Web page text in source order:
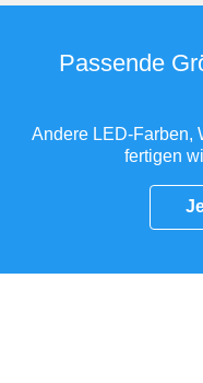
Passende
Andere LED-Farben,
fertigen